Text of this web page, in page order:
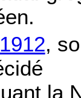
1912,
la